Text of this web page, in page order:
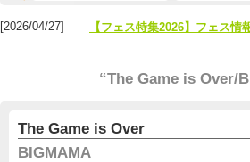
[2026/04/27] 【フェス特集2026】フェス情
“The Game is Over/
The Game is Over
BIGMAMA